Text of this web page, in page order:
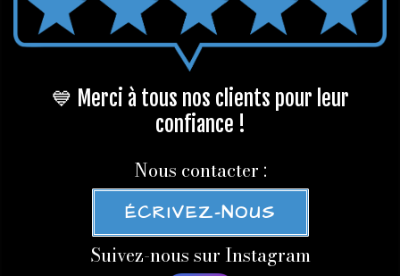
💙 Merci à tous nos clients pour leur
confiance !
Nous contacter :
ÉCRIVEZ-NOUS
Suivez-nous sur Instagram